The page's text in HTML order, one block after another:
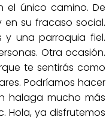
el único camino. De
en su fracaso social.
una parroquia fiel.
Otra ocasión.
te sentirás como
Podríamos hacer
halaga mucho más
Hola, ya disfrutemos